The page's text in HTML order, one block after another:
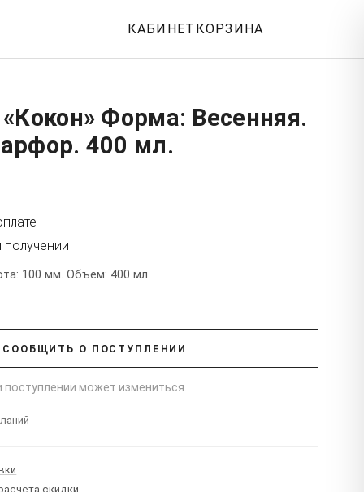
КАБИНЕТ КОРЗИНА
Форма: Весенняя.
400 мл.
получении
100 мм. Объем: 400 мл.
СООБЩИТЬ О ПОСТУПЛЕНИИ
поступлении может измениться.
скидки